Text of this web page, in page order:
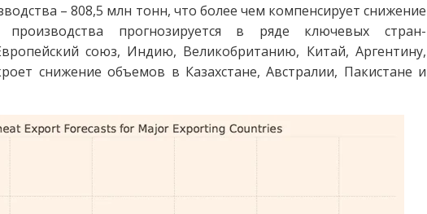
– 808,5 млн тонн, что более чем компенсирует снижение
производства прогнозируется в ряде ключевых стран-
союз, Индию, Великобританию, Китай, Аргентину,
снижение объемов в Казахстане, Австралии, Пакистане и